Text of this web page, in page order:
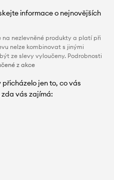
informace o nejnovějších
na nezlevněné produkty a platí při
nelze kombinovat s jinými
ze slevy vyloučeny. Podrobnosti
z akce
jen to, co vás
vás zajímá: